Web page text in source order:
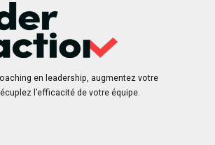
en leadership, augmentez votre
l’efficacité de votre équipe.